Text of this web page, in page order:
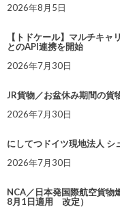
2026年8月5日
【トドケール】マルチキ
とのAPI連携を開始
2026年7月30日
JR貨物／お盆休み期間の貨
2026年7月30日
にしてつドイツ現地法人
2026年7月30日
NCA／日本発国際航空貨物
8月1日適用 改定）